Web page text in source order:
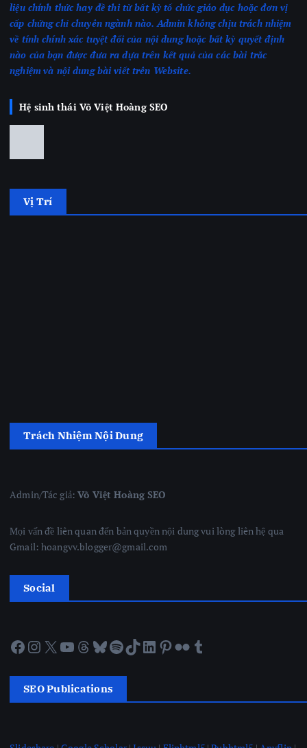
liệu chính thức hay đề thi từ bất kỳ tổ chức giáo dục hoặc đơn vị
cấp chứng chỉ chuyên ngành nào. Admin không chịu trách nhiệm
về tính chính xác tuyệt đối của nội dung hoặc bất kỳ quyết định
nào của bạn được đưa ra dựa trên kết quả của các bài trắc
nghiệmvà nội dung bài viết trên Website.
Hệ sinh thái Võ Việt Hoàng SEO
Vị Trí
Trách Nhiệm Nội Dung
Admin/Tác giả:Võ Việt Hoàng SEO
Mọi vấn đề liên quan đến bản quyền nội dung vui lòng liên hệ qua
Gmail: hoangvv.blogger@gmail.com
Social
Facebook Instagram X YouTube Threads Bluesky Spotify TikTok LinkedIn Pinterest Flickr Tumblr
SEO Publications